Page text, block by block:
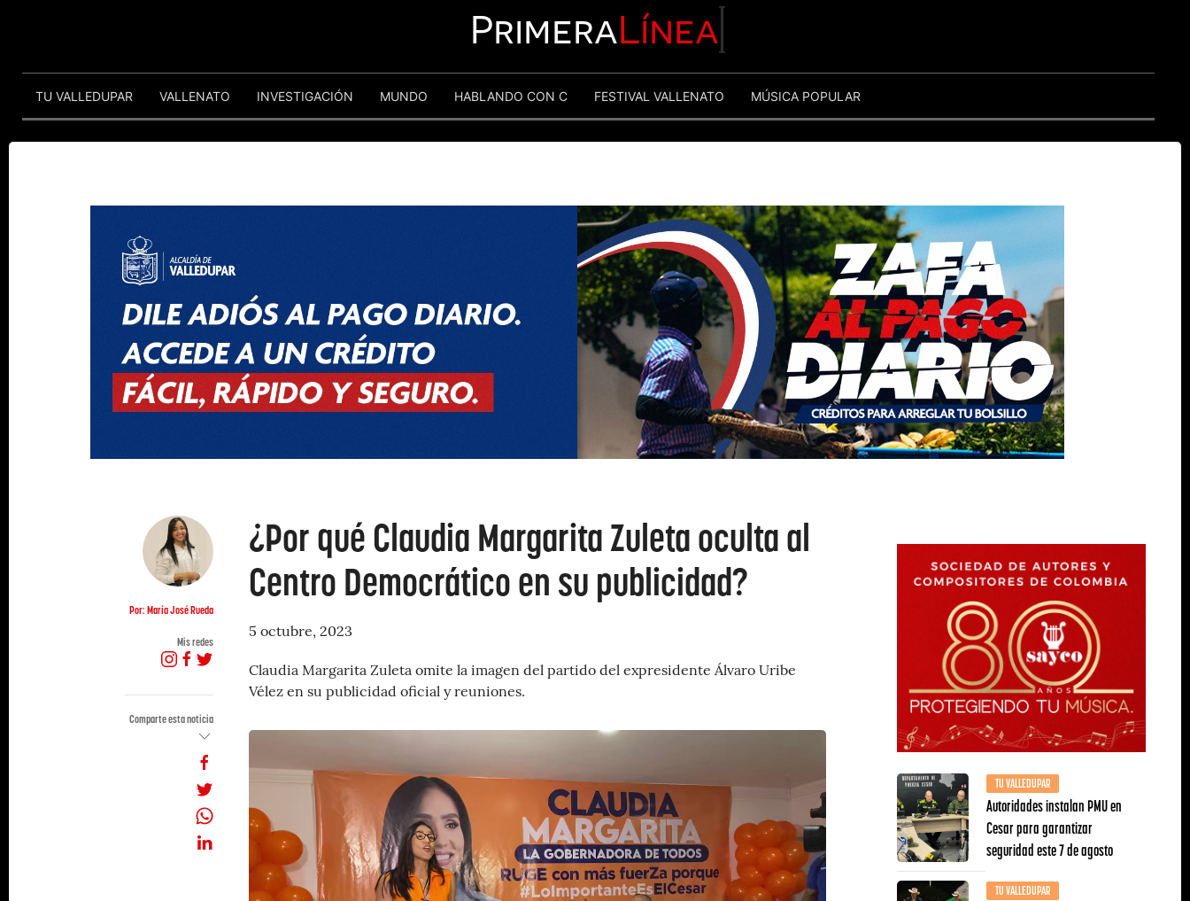
PrimeraLínea
TU VALLEDUPAR VALLENATO INVESTIGACIÓN MUNDO HABLANDO CON C FESTIVAL VALLENATO MÚSICA POPULAR
Por: María José Rueda
Mis redes
Comparte esta noticia
¿Por qué Claudia Margarita Zuleta oculta al
Centro Democrático en su publicidad?
5 octubre, 2023
Claudia Margarita Zuleta omite la imagen del partido del expresidente Álvaro Uribe
Vélez en su publicidad oficial y reuniones.
TU VALLEDUPAR
Autoridades instalan PMU en
Cesar para garantizar
seguridad este 7 de agosto
TU VALLEDUPAR